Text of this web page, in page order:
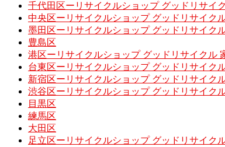
千代田区ーリサイクルショップ グッドリサイ
中央区ーリサイクルショップ グッドリサイク
墨田区ーリサイクルショップ グッドリサイク
豊島区
港区ーリサイクルショップ グッドリサイクル
台東区ーリサイクルショップ グッドリサイク
新宿区ーリサイクルショップ グッドリサイク
渋谷区ーリサイクルショップ グッドリサイク
目黒区
練馬区
大田区
足立区ーリサイクルショップ グッドリサイク